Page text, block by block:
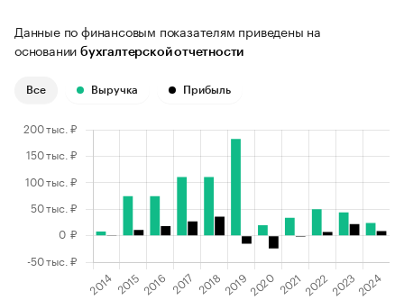
Данные по финансовым показателям приведены на
основании бухгалтерской отчетности
Все Выручка Прибыль